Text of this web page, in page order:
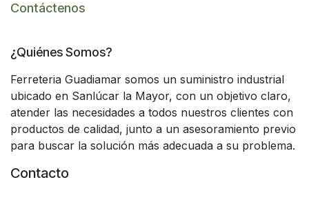
Contáctenos
¿Quiénes Somos?
Ferreteria Guadiamar somos un suministro industrial
ubicado en Sanlúcar la Mayor, con un objetivo claro,
atender las necesidades a todos nuestros clientes con
productos de calidad, junto a un asesoramiento previo
para buscar la solución más adecuada a su problema.
Contacto